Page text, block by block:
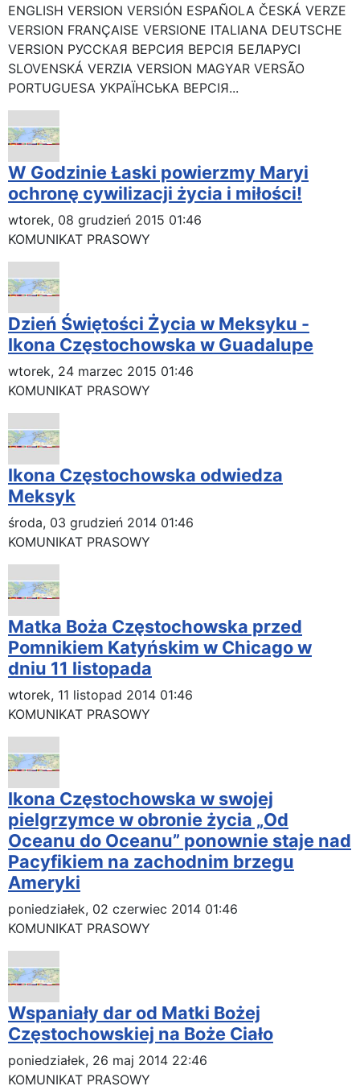
ENGLISH VERSION VERSIÓN ESPAÑOLA ČESKÁ VERZE
VERSION FRANÇAISE VERSIONE ITALIANA DEUTSCHE
VERSION РУССКАЯ BЕРСИЯ BEPCIЯ БЕЛАРУСІ
SLOVENSKÁ VERZIA VERSION MAGYAR VERSÃO
PORTUGUESA УКРАЇНСЬКА ВЕРСІЯ...
W Godzinie Łaski powierzmy Maryi
ochronę cywilizacji życia i miłości!
wtorek, 08 grudzień 2015 01:46
KOMUNIKAT PRASOWY
Dzień Świętości Życia w Meksyku -
Ikona Częstochowska w Guadalupe
wtorek, 24 marzec 2015 01:46
KOMUNIKAT PRASOWY
Ikona Częstochowska odwiedza
Meksyk
środa, 03 grudzień 2014 01:46
KOMUNIKAT PRASOWY
Matka Boża Częstochowska przed
Pomnikiem Katyńskim w Chicago w
dniu 11 listopada
wtorek, 11 listopad 2014 01:46
KOMUNIKAT PRASOWY
Ikona Częstochowska w swojej
pielgrzymce w obronie życia „Od
Oceanu do Oceanu” ponownie staje nad
Pacyfikiem na zachodnim brzegu
Ameryki
poniedziałek, 02 czerwiec 2014 01:46
KOMUNIKAT PRASOWY
Wspaniały dar od Matki Bożej
Częstochowskiej na Boże Ciało
poniedziałek, 26 maj 2014 22:46
KOMUNIKAT PRASOWY